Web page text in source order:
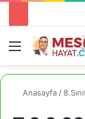
Menü
Anasayfa /